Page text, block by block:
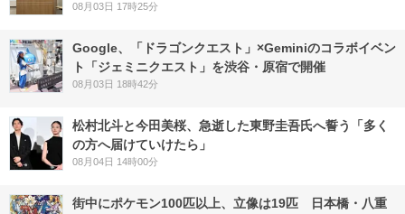
08月03日 17時25分
Google、「ドラゴンクエスト」×Geminiのコラボイベン
ト「ジェミニクエスト」を渋谷・原宿で開催
08月03日 18時42分
松村北斗と今田美桜、急逝した東野圭吾氏へ誓う「多く
の方へ届けていけたら」
08月04日 14時00分
街中にポケモン100匹以上、立像は19匹 日本橋・八重